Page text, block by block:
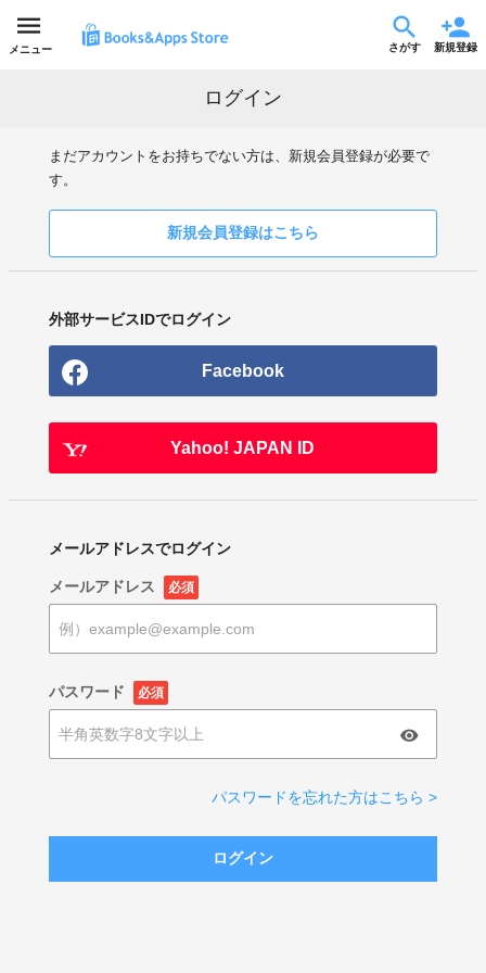
メニュー さがす 新規登録
ログイン
まだアカウントをお持ちでない方は、新規会員登録が必要で
す。
新規会員登録はこちら
外部サービスIDでログイン
Facebook
Yahoo! JAPAN ID
メールアドレスでログイン
メールアドレス 必須
パスワード 必須
パスワードを忘れた方はこちら >
ログイン